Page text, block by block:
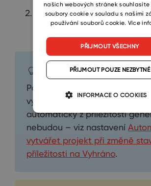
Otevře se automaticky
nímž hned můžete začít
Pokud ve společnosti
vytvářet projekty, můžete
automaticky z příležitosti
nebudou – viz nastavení
vytvářet projekt při změně
příležitosti na Vyhráno.
našich webových stránek souhlasíte
soubory cookie v souladu s našimi
používání souborů cookie. Více
PŘIJMOUT VŠECHNY
PŘIJMOUT POUZE NEZBYTNÉ
INFORMACE O COOKIES